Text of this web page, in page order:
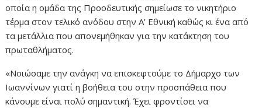
οποία η ομάδα της Προοδευτικής σημείωσε το νικητήριο
τέρμα στον τελικό ανόδου στην Α’ Εθνική καθώς κι ένα από
τα μετάλλια που απονεμήθηκαν για την κατάκτηση του
πρωταθλήματος.
«Νοιώσαμε την ανάγκη να επισκεφτούμε το Δήμαρχο των
Ιωαννίνων γιατί η βοήθεια του στην προσπάθεια που
κάνουμε είναι πολύ σημαντική. Έχει φροντίσει να